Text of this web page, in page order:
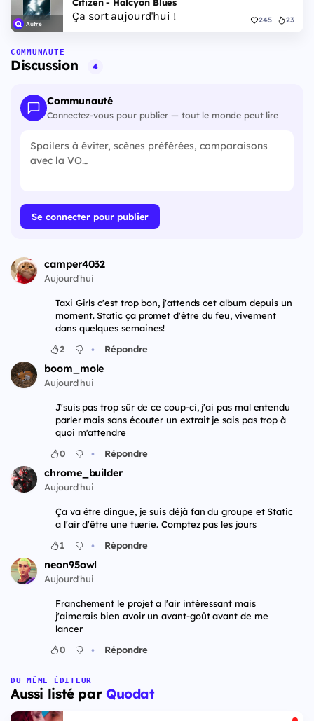
Autre
Ça sort aujourd'hui ! 245 23
COMMUNAUTÉ
Discussion 4
Communauté
Connectez-vous pour publier — tout le monde peut lire
Se connecter pour publier
camper4032
Aujourd'hui
Taxi Girls c'est trop bon, j'attends cet album depuis un
moment. Static ça promet d'être du feu, vivement
dans quelques semaines!
2
• Répondre
boom_mole
Aujourd'hui
J'suis pas trop sûr de ce coup-ci, j'ai pas mal entendu
parler mais sans écouter un extrait je sais pas trop à
quoi m'attendre
0
• Répondre
chrome_builder
Aujourd'hui
Ça va être dingue, je suis déjà fan du groupe et Static
a l'air d'être une tuerie. Comptez pas les jours
1
• Répondre
neon95owl
Aujourd'hui
Franchement le projet a l'air intéressant mais
j'aimerais bien avoir un avant-goût avant de me
lancer
0
• Répondre
DU MÊME ÉDITEUR
Aussi listé par Quodat